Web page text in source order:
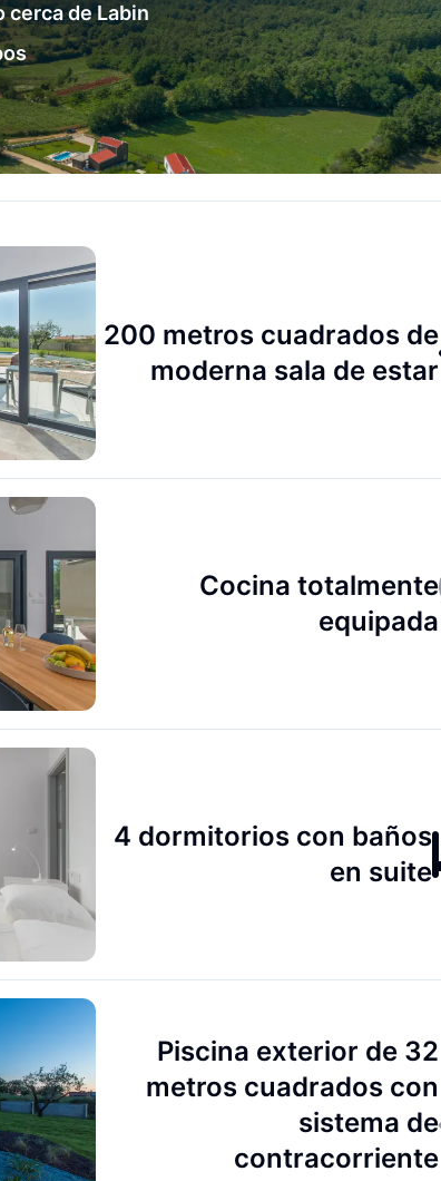
cerca de Labin
200 metros cuadrados de
moderna sala de estar
Cocina totalmente
equipada
4 dormitorios con baños
en suite
Piscina exterior de 32
metros cuadrados con
sistema de
contracorriente